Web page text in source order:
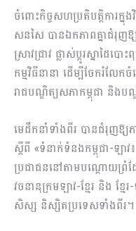
ចំពោះកិច្ចសហប្រតិបត្តិការ
សនសៃ បាន​ឯក​ភាព​គ្នាជំរុញឱ្យភ
ស្រាវជ្រាវ ផ្លាស់ប្ដូរស្នាដៃ​ប
កម្មវិធីនានា ដើម្បីចែករំលែក
រាជបណ្ឌិត្យសភាកម្ពុជា និងប
មេដឹកនាំទាំងពីរ បានជំរុញឱ្យភ
ស្តីពី «ទំនាក់​ទំនង​កម្ពុជា-ឡាវ
ប្រជាជន​នៅតាមបណ្ដោយ​ព្រំដ
វចនានុក្រមឡាវ-ខ្មែរ និង ខ្
សិស្ស និស្សិតប្រទេសទាំងពីរ។